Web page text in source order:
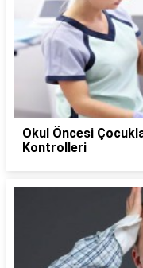
Okul Öncesi
Kontrolleri